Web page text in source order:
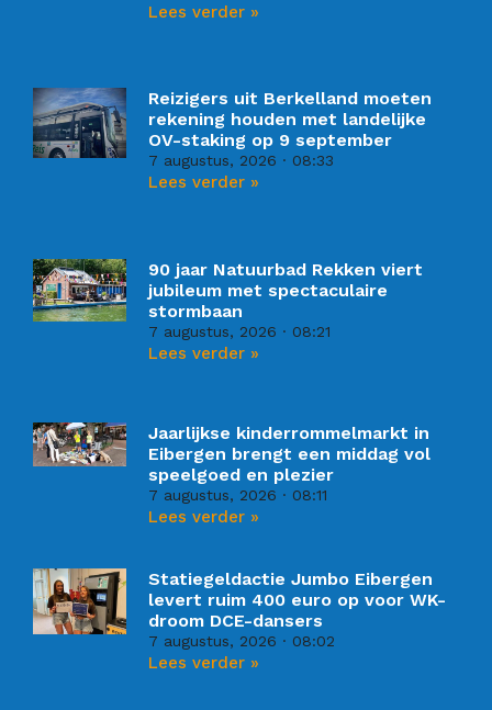
Lees verder »
Reizigers uit Berkelland moeten
rekening houden met landelijke
OV-staking op 9 september
7 augustus, 2026 08:33
Lees verder »
90 jaar Natuurbad Rekken viert
jubileum met spectaculaire
stormbaan
7 augustus, 2026 08:21
Lees verder »
Jaarlijkse kinderrommelmarkt in
Eibergen brengt een middag vol
speelgoed en plezier
7 augustus, 2026 08:11
Lees verder »
Statiegeldactie Jumbo Eibergen
levert ruim 400 euro op voor WK-
droom DCE-dansers
7 augustus, 2026 08:02
Lees verder »